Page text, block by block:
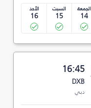
الجمعة
14
السبت
15
الأحد
16
16:45
DXB
دبي